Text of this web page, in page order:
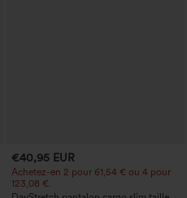
€40,95 EUR
Achetez-en 2 pour 61,54 € ou 4 pour
123,08 €.